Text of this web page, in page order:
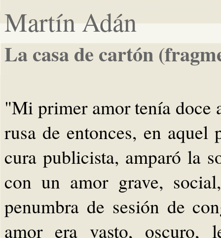
Martín Adán
La casa de cartón
"Mi primer amor tenía doce
rusa de entonces, en
cura publicista, amparó la
con un amor grave,
penumbra de sesión de
amor era vasto, oscuro,